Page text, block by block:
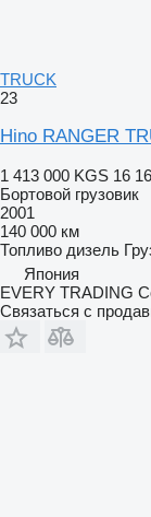
TRUCK
23
Hino RANGER
1 413 000 KGS 16
Бортовой грузовик
2001
140 000 км
Топливо дизель
Япония
EVERY TRADING
Связаться с